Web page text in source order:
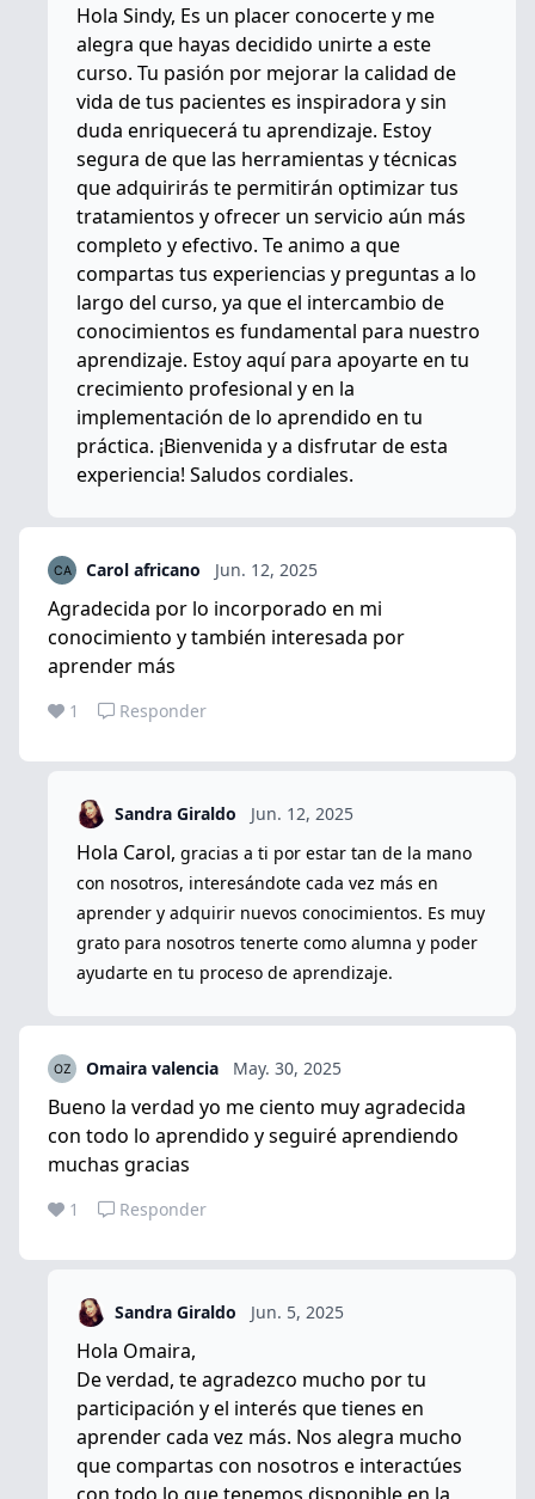
Hola Sindy, Es un placer conocerte y me
alegra que hayas decidido unirte a este
curso. Tu pasión por mejorar la calidad de
vida de tus pacientes es inspiradora y sin
duda enriquecerá tu aprendizaje. Estoy
segura de que las herramientas y técnicas
que adquirirás te permitirán optimizar tus
tratamientos y ofrecer un servicio aún más
completo y efectivo. Te animo a que
compartas tus experiencias y preguntas a lo
largo del curso, ya que el intercambio de
conocimientos es fundamental para nuestro
aprendizaje. Estoy aquí para apoyarte en tu
crecimiento profesional y en la
implementación de lo aprendido en tu
práctica. ¡Bienvenida y a disfrutar de esta
experiencia! Saludos cordiales.
Carol africano Jun. 12, 2025
Agradecida por lo incorporado en mi
conocimiento y también interesada por
aprender más
1 Responder
Sandra Giraldo Jun. 12, 2025
Hola Carol, gracias a ti por estar tan de la mano
con nosotros, interesándote cada vez más en
aprender y adquirir nuevos conocimientos. Es muy
grato para nosotros tenerte como alumna y poder
ayudarte en tu proceso de aprendizaje.
Omaira valencia May. 30, 2025
Bueno la verdad yo me ciento muy agradecida
con todo lo aprendido y seguiré aprendiendo
muchas gracias
1 Responder
Sandra Giraldo Jun. 5, 2025
Hola Omaira,
De verdad, te agradezco mucho por tu
participación y el interés que tienes en
aprender cada vez más. Nos alegra mucho
que compartas con nosotros e interactúes